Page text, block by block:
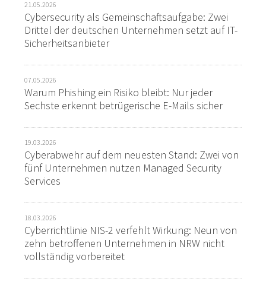
21.05.2026
Cybersecurity als Gemeinschaftsaufgabe: Zwei
Drittel der deutschen Unternehmen setzt auf IT-
Sicherheitsanbieter
07.05.2026
Warum Phishing ein Risiko bleibt: Nur jeder
Sechste erkennt betrügerische E-Mails sicher
19.03.2026
Cyberabwehr auf dem neuesten Stand: Zwei von
fünf Unternehmen nutzen Managed Security
Services
18.03.2026
Cyberrichtlinie NIS-2 verfehlt Wirkung: Neun von
zehn betroffenen Unternehmen in NRW nicht
vollständig vorbereitet